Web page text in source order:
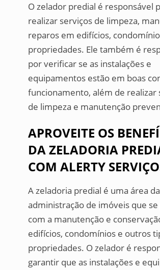
O zelador predial é responsável
realizar serviços de limpeza,
reparos em edifícios,
propriedades. Ele também é
por verificar se as instalações e
equipamentos estão em boas
funcionamento, além de realizar
de limpeza e manutenção
APROVEITE OS
DA ZELADORIA
COM ALERTY
A zeladoria predial é uma área da
administração de imóveis que
com a manutenção e
edifícios, condomínios e outros
propriedades. O zelador é
garantir que as instalações e